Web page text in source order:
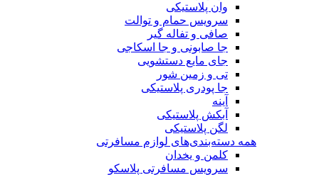
وان پلاستیکی
سرویس حمام و توالت
صافی و تفاله گیر
جا صابونی و جا اسکاجی
جای مایع دستشویی
تی و زمین شور
جا پودری پلاستیکی
آینه
آبکش پلاستیکی
لگن پلاستیکی
همه دسته‌بندی‌های لوازم مسافرتی
کلمن و یخدان
سرویس مسافرتی پلاسکو